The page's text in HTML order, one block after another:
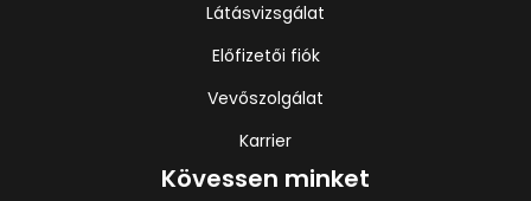
Látásvizsgálat
Előfizetői fiók
Vevőszolgálat
Karrier
Kövessen minket